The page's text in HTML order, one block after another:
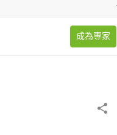
成為專家